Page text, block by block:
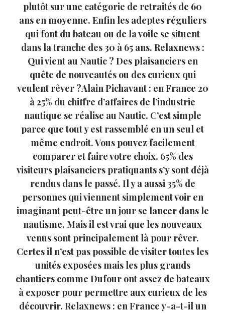
plutôt sur une catégorie de retraités de 60
ans en moyenne. Enfin les adeptes réguliers
qui font du bateau ou de la voile se situent
dans la tranche des 30 à 65 ans. Relaxnews :
Qui vient au Nautic ? Des plaisanciers en
quête de nouveautés ou des curieux qui
veulent rêver ?Alain Pichavant : en France 20
à 25% du chiffre d’affaires de l’industrie
nautique se réalise au Nautic. C’est simple
parce que tout y est rassemblé en un seul et
même endroit. Vous pouvez facilement
comparer et faire votre choix. 65% des
visiteurs plaisanciers pratiquants s’y sont déjà
rendus dans le passé. Il y a aussi 35% de
personnes qui viennent simplement voir en
imaginant peut-être un jour se lancer dans le
nautisme. Mais il est vrai que les nouveaux
venus sont principalement là pour rêver.
Certes il n’est pas possible de visiter toutes les
unités exposées mais les plus grands
chantiers comme Dufour ont assez de bateaux
à exposer pour permettre aux curieux de les
découvrir. Relaxnews : en France y-a-t-il un